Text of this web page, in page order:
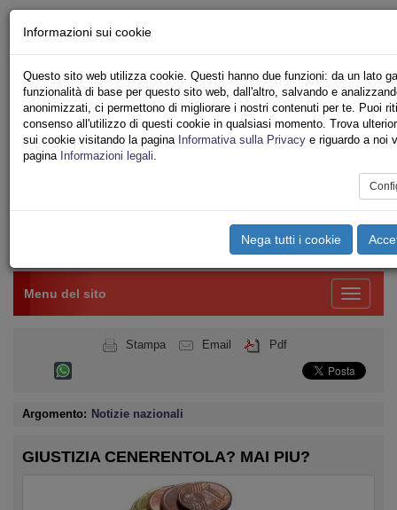
Iscriviti Online
Ricerca
Area Stampa
Privacy
PUBBLICO IMPIEGO
Toggle
Menu del sito
Stampa Email Pdf
Argomento: Notizie nazionali
GIUSTIZIA CENERENTOLA? MAI PIU?
Informazioni sui cookie
Questo sito web utilizza cookie. Questi hanno due funzioni: da un lato
funzionalità di base per questo sito web, dall'altro, salvando e
anonimizzati, ci permettono di migliorare i nostri contenuti per te. Puoi
consenso all'utilizzo di questi cookie in qualsiasi momento. Trova
sui cookie visitando la pagina Informativa sulla Privacy e riguardo a noi
pagina Informazioni legali.
Nega tutti i cookie